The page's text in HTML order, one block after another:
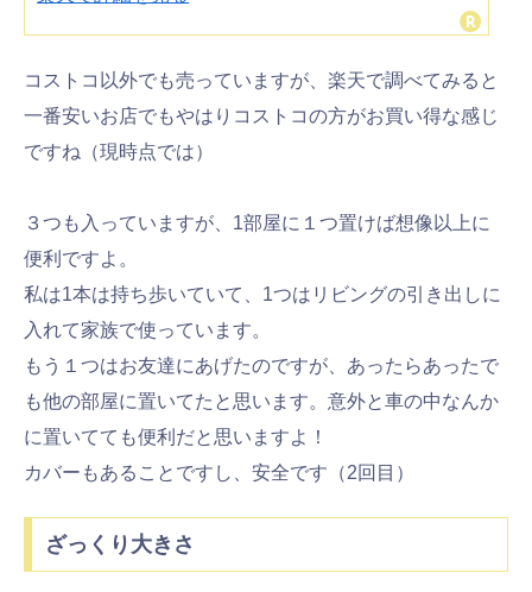
コストコ以外でも売っていますが、楽天で調べてみると
一番安いお店でもやはりコストコの方がお買い得な感じ
ですね（現時点では）
３つも入っていますが、1部屋に１つ置けば想像以上に
便利ですよ。
私は1本は持ち歩いていて、1つはリビングの引き出しに
入れて家族で使っています。
もう１つはお友達にあげたのですが、あったらあったで
も他の部屋に置いてたと思います。意外と車の中なんか
に置いてても便利だと思いますよ！
カバーもあることですし、安全です（2回目）
ざっくり大きさ